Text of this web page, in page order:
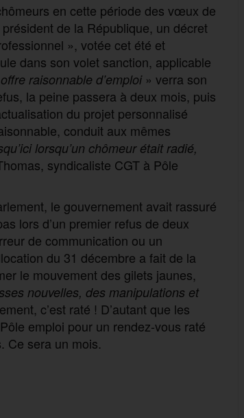
en cette période des vœux de
de la République, un décret
», votée cet été et
dans son volet sanction, applicable
offre raisonnable d’emploi» verra son
la peine passera à deux mois, puis
du projet personnalisé
conduit aux mêmes
lorsqu’un chômeur était radié,
syndicaliste CGT à Pôle
le gouvernement avait rassuré
lors d’un premier refus de deux
de communication ou un
du 31 décembre a fait de la
le mouvement des gilets jaunes,
nouvelles, des manipulations et
c’est raté ! D’autant que les
emploi pour un rendez-vous raté
Ce sera un mois.